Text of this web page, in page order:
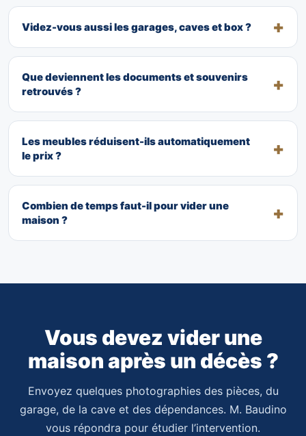
Videz-vous aussi les garages, caves et box ?
Que deviennent les documents et souvenirs
retrouvés ?
Les meubles réduisent-ils automatiquement
le prix ?
Combien de temps faut-il pour vider une
maison ?
Vous devez vider une
maison après un décès ?
Envoyez quelques photographies des pièces, du
garage, de la cave et des dépendances. M. Baudino
vous répondra pour étudier l’intervention.